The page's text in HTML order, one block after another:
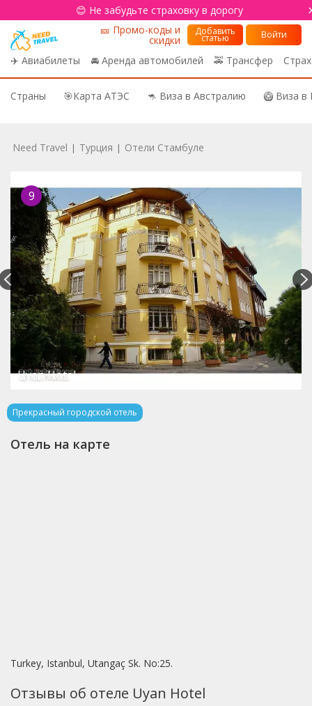
😊 Не забудьте страховку в дорогу
✈️ Авиабилеты 🚘 Аренда автомобилей 🚕 Трансфер
🎫 Промо-коды и
скидки
Добавить
статью Войти
Страны 🎯Карта АТЭС 🦘 Виза в Австралию 🥝 Виза
Need Travel | Турция | Отели Стамбуле
9
Uyan Hotel
Прекрасный городской отель
Отель на карте
Turkey, Istanbul, Utangaç Sk. No:25.
Отзывы об отеле Uyan Hotel